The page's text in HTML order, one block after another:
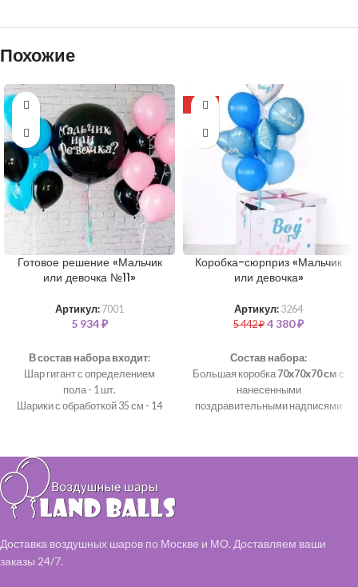
Похожие
Готовое решение «Мальчик
или девочка №11»
Артикул: 7001
5 934₽
В состав набора входит:
Шар гигант с определением
пола - 1 шт.
Шарики с обработкой 35 см - 14
гелием и обрабатываем
специальным составом,
чтобы они дольше летали.
-20%
Коробка-сюрприз «Мальчик
или девочка»
Артикул: 3264
5 442₽ 4 380₽
Состав набора:
Большая коробка 70х70х70 см с
нанесенными
поздравительными надписями
(голубая)
Шарики с обработкой 35 см - 6 шт
Доставка воздушных шаров по Москве и МО. Доставляем ваши
заказы 24/7.